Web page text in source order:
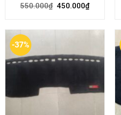
Rated4.70
550.000₫ 450.000₫
-37%